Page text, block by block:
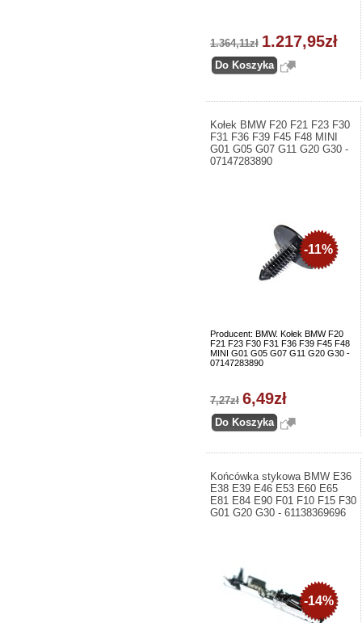
1.364,11zł 1.217,95zł
Kołek BMW F20 F21 F23 F30
F31 F36 F39 F45 F48 MINI
G01 G05 G07 G11 G20 G30 -
07147283890
Producent: BMW. Kołek BMW F20
F21 F23 F30 F31 F36 F39 F45 F48
MINI G01 G05 G07 G11 G20 G30 -
07147283890
-11%
7,27zł 6,49zł
Końcówka stykowa BMW E36
E38 E39 E46 E53 E60 E65
E81 E84 E90 F01 F10 F15 F30
G01 G20 G30 - 61138369696
-14%